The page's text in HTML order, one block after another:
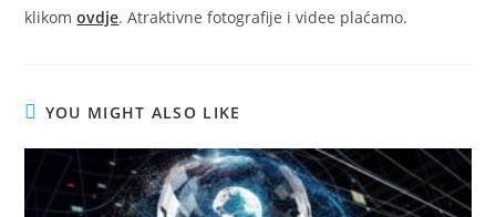
klikomovdje. Atraktivne fotografije i videe plaćamo.
YOU MIGHT ALSO LIKE